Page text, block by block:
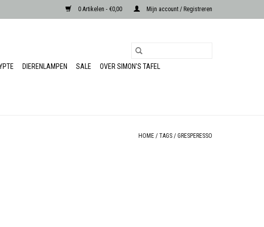
0 Artikelen - €0,00 Mijn account / Registreren
DIERENLAMPEN SALE
OVER SIMON'S TAFEL
HOME / TAGS / GRESPERESSO